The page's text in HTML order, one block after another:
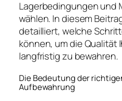
Lagerbedingungen und
wählen. In diesem
detailliert, welche
können, um die Qualität
langfristig zu bewahren.
Die Bedeutung der
Aufbewahrung